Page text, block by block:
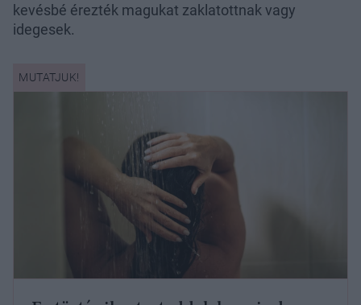
kevésbé érezték magukat zaklatottnak vagy
idegesek.